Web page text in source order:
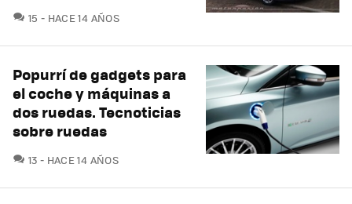
15 COMENTARIOS
HACE 14 AÑOS
Popurrí de gadgets para
el coche y máquinas a
dos ruedas. Tecnoticias
sobre ruedas
13 COMENTARIOS
HACE 14 AÑOS